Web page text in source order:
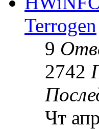
Terrogen
9
2742
Чт